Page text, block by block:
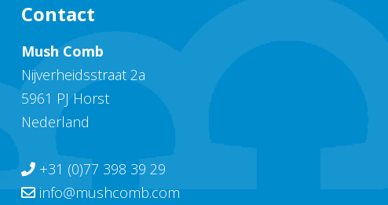
Contact
Mush Comb
Nijverheidsstraat 2a
5961 PJ Horst
Nederland
+31 (0)77 398 39 29
info@mushcomb.com